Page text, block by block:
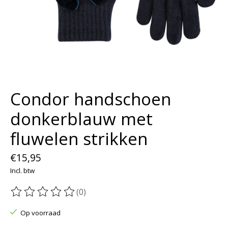
Condor handschoen
donkerblauw met
fluwelen strikken
€15,95
Incl. btw
De beoordeling van dit product is
(0)
Op voorraad